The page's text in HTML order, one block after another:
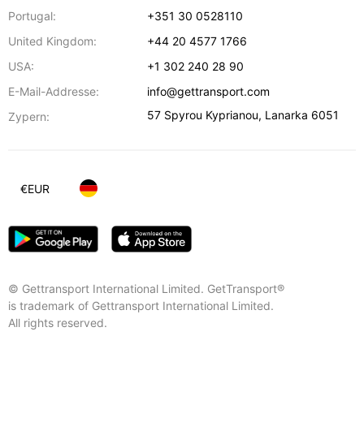
Portugal:
+351 30 0528110
United Kingdom:
+44 20 4577 1766
USA:
+1 302 240 28 90
E-Mail-Addresse:
info@gettransport.com
Zypern:
57 Spyrou Kyprianou, Lanarka 6051
© Gettransport International Limited. GetTransport®
is trademark of Gettransport International Limited.
All rights reserved.
€EUR